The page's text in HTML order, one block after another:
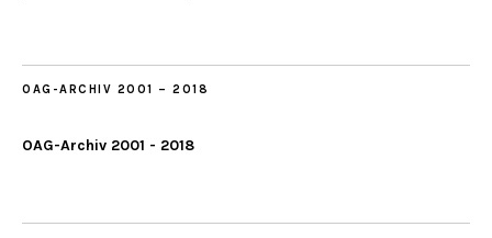
OAG-ARCHIV 2001 – 2018
OAG-Archiv 2001 - 2018